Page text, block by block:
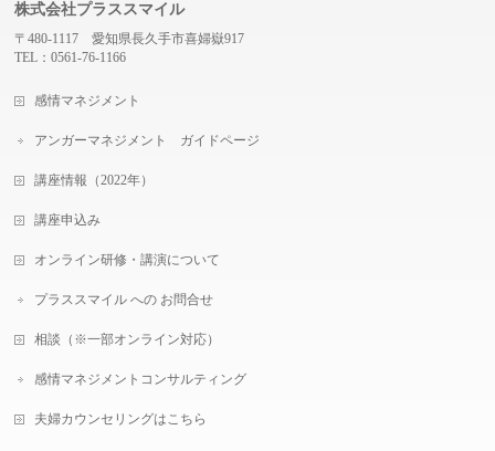
株式会社プラススマイル
〒480-1117 愛知県長久手市喜婦嶽917
TEL：0561-76-1166
感情マネジメント
アンガーマネジメント ガイドページ
講座情報（2022年）
講座申込み
オンライン研修・講演について
プラススマイル への お問合せ
相談（※一部オンライン対応）
感情マネジメントコンサルティング
夫婦カウンセリングはこちら